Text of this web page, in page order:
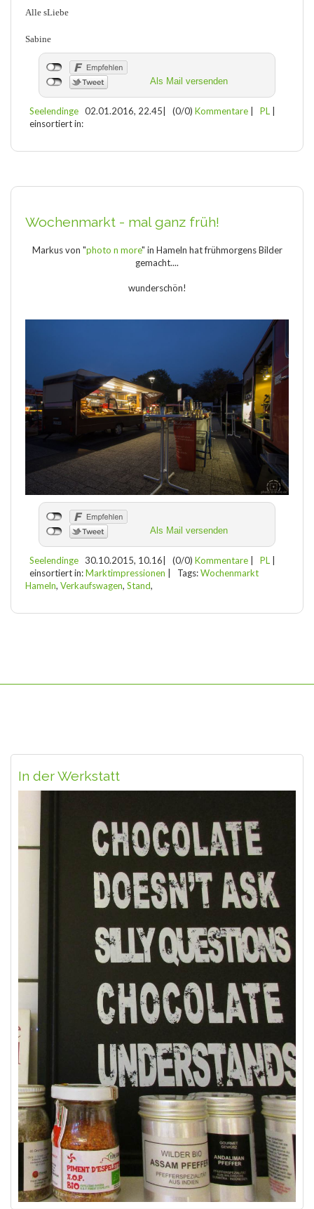
Alle sLiebe
Sabine
Als Mail versenden
Seelendinge 02.01.2016, 22.45 (0/0) Kommentare PL
einsortiert in:
Wochenmarkt - mal ganz früh!
Markus von "photo n more" in Hameln hat frühmorgens Bilder
gemacht....
wunderschön!
Als Mail versenden
Seelendinge 30.10.2015, 10.16 (0/0) Kommentare PL
einsortiert in:Marktimpressionen Tags:Wochenmarkt
Hameln, Verkaufswagen, Stand,
In der Werkstatt